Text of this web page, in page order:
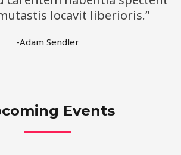
locavit liberioris.”
-Adam Sendler
Events